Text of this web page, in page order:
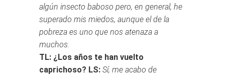
algún insecto baboso pero, en general, he
superado mis miedos, aunque el de la
pobreza es uno que nos atenaza a
muchos.
TL: ¿Los años te han vuelto
caprichoso? LS: Sí, me acabo de